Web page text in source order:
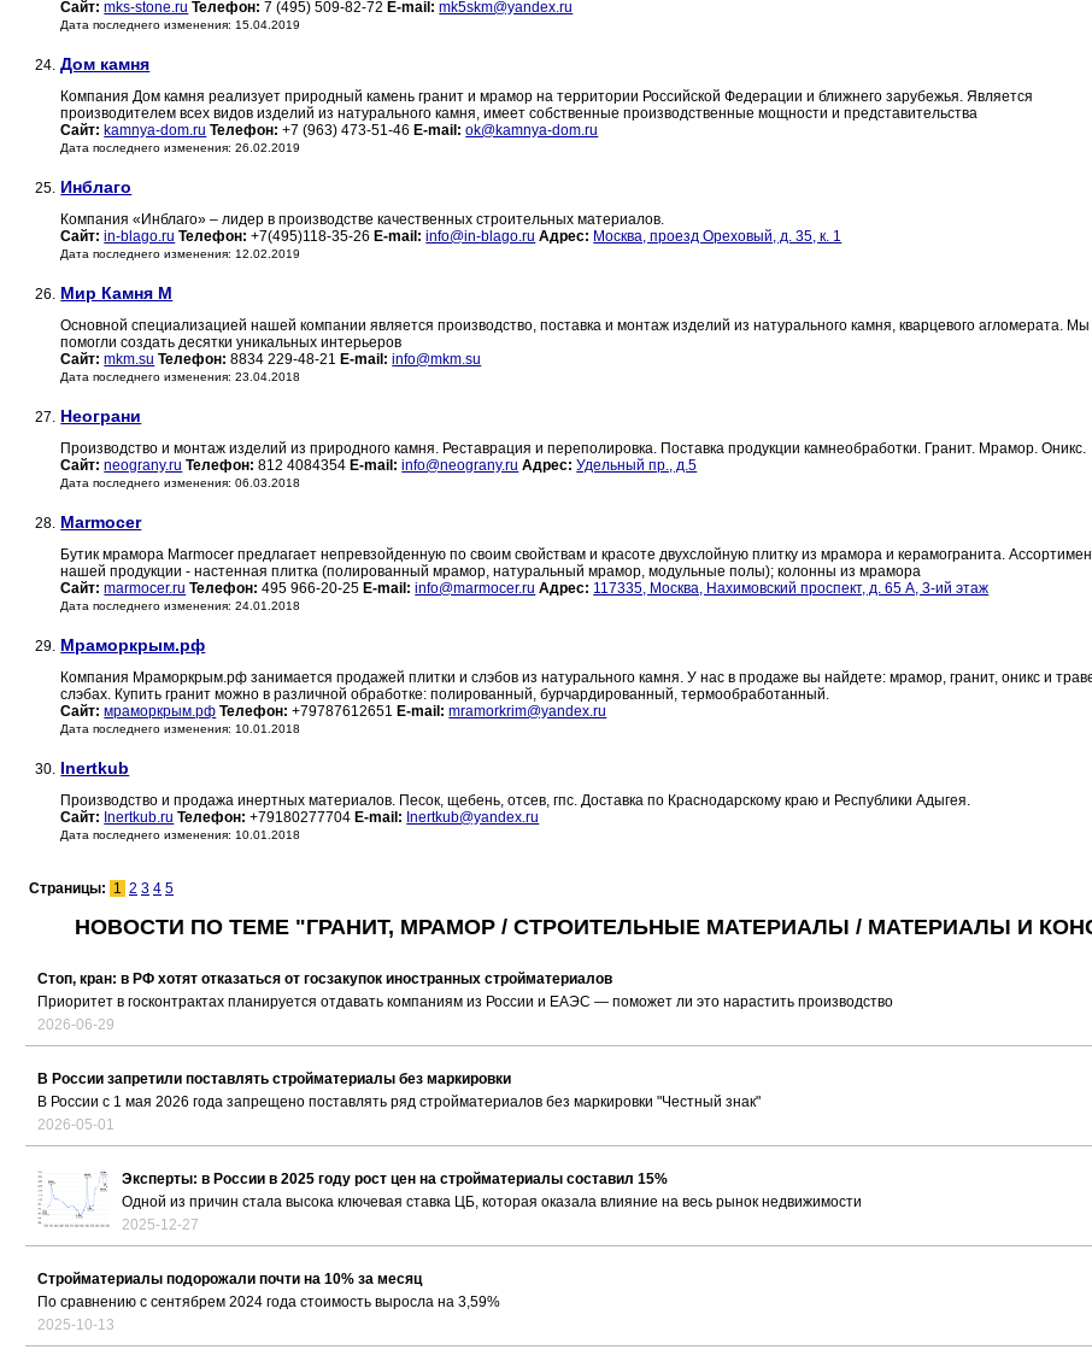
Сайт: mks-stone.ru Телефон: 7 (495) 509-82-72 E-mail: mk5skm@yandex.ru
Дата последнего изменения: 15.04.2019
24. Дом камня
Компания Дом камня реализует природный камень гранит и мрамор на территории Российской Федерации и ближнего зарубежья. Является
производителем всех видов изделий из натурального камня, имеет собственные производственные мощности и представительства
Сайт: kamnya-dom.ru Телефон: +7 (963) 473-51-46 E-mail: ok@kamnya-dom.ru
Дата последнего изменения: 26.02.2019
25. Инблаго
Компания «Инблаго» – лидер в производстве качественных строительных материалов.
Сайт: in-blago.ru Телефон: +7(495)118-35-26 E-mail: info@in-blago.ru Адрес: Москва, проезд Ореховый, д. 35, к. 1
Дата последнего изменения: 12.02.2019
26. Мир Камня М
Основной специализацией нашей компании является производство, поставка и монтаж изделий из натурального камня, кварцевого агломерата. Мы
помогли создать десятки уникальных интерьеров
Сайт: mkm.su Телефон: 8834 229-48-21 E-mail: info@mkm.su
Дата последнего изменения: 23.04.2018
27. Неограни
Производство и монтаж изделий из природного камня. Реставрация и переполировка. Поставка продукции камнеобработки. Гранит. Мрамор. Оникс.
Сайт: neograny.ru Телефон: 812 4084354 E-mail: info@neograny.ru Адрес: Удельный пр., д.5
Дата последнего изменения: 06.03.2018
28. Marmocer
Бутик мрамора Marmocer предлагает непревзойденную по своим свойствам и красоте двухслойную плитку из мрамора и керамогранита.
нашей продукции - настенная плитка (полированный мрамор, натуральный мрамор, модульные полы); колонны из мрамора
Сайт: marmocer.ru Телефон: 495 966-20-25 E-mail: info@marmocer.ru Адрес: 117335, Москва, Нахимовский проспект, д. 65 А, 3-ий этаж
Дата последнего изменения: 24.01.2018
29. Мраморкрым.рф
Компания Мраморкрым.рф занимается продажей плитки и слэбов из натурального камня. У нас в продаже вы найдете: мрамор, гранит, оникс и
слэбах. Купить гранит можно в различной обработке: полированный, бурчардированный, термообработанный.
Сайт: мраморкрым.рф Телефон: +79787612651 E-mail: mramorkrim@yandex.ru
Дата последнего изменения: 10.01.2018
30. Inertkub
Производство и продажа инертных материалов. Песок, щебень, отсев, гпс. Доставка по Краснодарскому краю и Республики Адыгея.
Сайт: Inertkub.ru Телефон: +79180277704 E-mail: Inertkub@yandex.ru
Дата последнего изменения: 10.01.2018
Страницы: 1 2 3 4 5
НОВОСТИ ПО ТЕМЕ "ГРАНИТ, МРАМОР / СТРОИТЕЛЬНЫЕ МАТЕРИАЛЫ / МАТЕРИАЛЫ И
Стоп, кран: в РФ хотят отказаться от госзакупок иностранных стройматериалов
Приоритет в госконтрактах планируется отдавать компаниям из России и ЕАЭС — поможет ли это нарастить производство
2026-06-29
В России запретили поставлять стройматериалы без маркировки
В России с 1 мая 2026 года запрещено поставлять ряд стройматериалов без маркировки "Честный знак"
2026-05-01
Эксперты: в России в 2025 году рост цен на стройматериалы составил 15%
Одной из причин стала высока ключевая ставка ЦБ, которая оказала влияние на весь рынок недвижимости
2025-12-27
Стройматериалы подорожали почти на 10% за месяц
По сравнению с сентябрем 2024 года стоимость выросла на 3,59%
2025-10-13